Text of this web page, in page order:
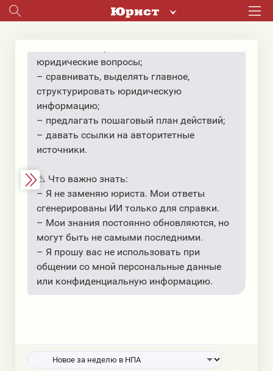
Республики Беларусь
юридические вопросы;
– сравнивать, выделять главное,
структурировать юридическую
информацию;
– предлагать пошаговый план действий;
– давать ссылки на авторитетные
источники.
⚠️ Что важно знать:
– Я не заменяю юриста. Мои ответы
сгенерированы ИИ только для справки.
– Мои знания постоянно обновляются, но
могут быть не самыми последними.
– Я прошу вас не использовать при
общении со мной персональные данные
или конфиденциальную информацию.